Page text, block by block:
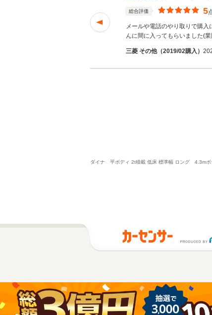
総合評価 5
メールや電話のやり取りで購
んに間に入ってもらいました(
三菱 その他（2019/02購入）
ダイナ 平ボディ 2t積載 低床 標準幅 ロング 4.3mボ